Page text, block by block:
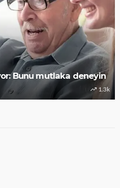
Bunu mutlaka deneyin
1.3k